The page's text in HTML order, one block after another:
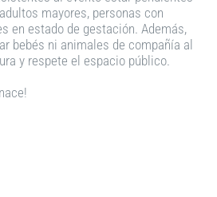
mayores, personas con
en estado de gestación. Además,
bebés ni animales de compañía al
y respete el espacio público.